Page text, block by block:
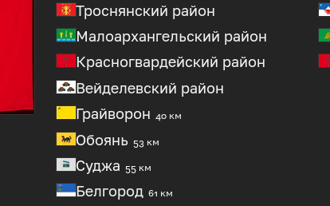
Троснянский район
Малоархангельский район
Красногвардейский район
Вейделевский район
Грайворон 40 км
Обоянь 53 км
Суджа 55 км
Белгород 61 км